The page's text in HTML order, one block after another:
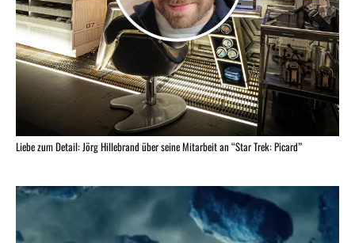
Liebe zum Detail: Jörg Hillebrand über seine Mitarbeit an “Star Trek: Picard”